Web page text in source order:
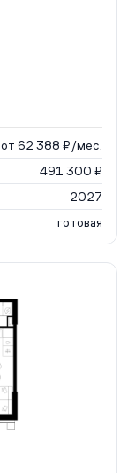
от 62 388 ₽/мес.
491 300 ₽
2027
готовая